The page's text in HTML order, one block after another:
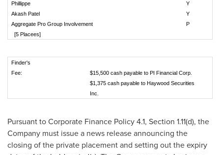
Phillippe
Y
Akash Patel
Y
Aggregate Pro Group Involvement
P
[5 Placees]
Finder's
Fee:
$15,500 cash payable to PI Financial Corp.
$1,375 cash payable to Haywood Securities
Inc.
Pursuant to Corporate Finance Policy 4.1, Section 1.11(d), the
Company must issue a news release announcing the
closing of the private placement and setting out the expiry